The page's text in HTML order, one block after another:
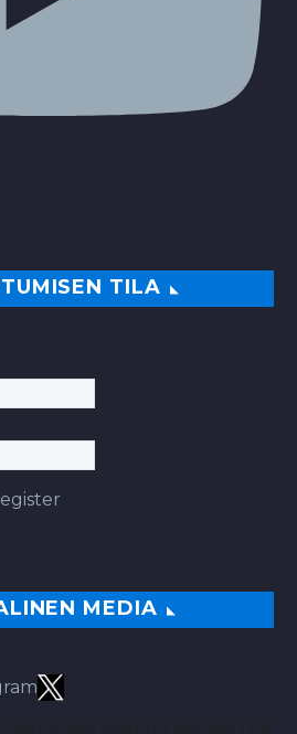
TILA
MEDIA